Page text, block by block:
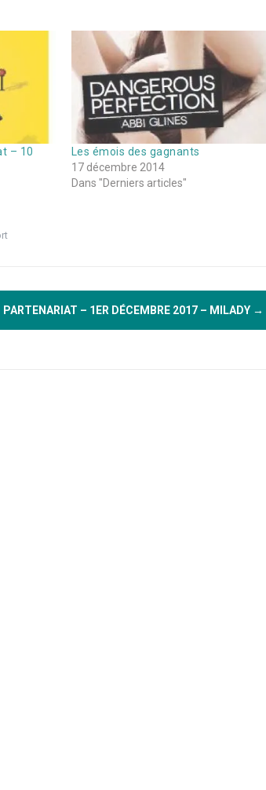
– 10
Les émois des gagnants
17 décembre 2014
Dans "Derniers articles"
PARTENARIAT – 1ER DÉCEMBRE 2017 – MILADY →